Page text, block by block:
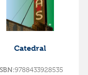
Catedral
9788433928535